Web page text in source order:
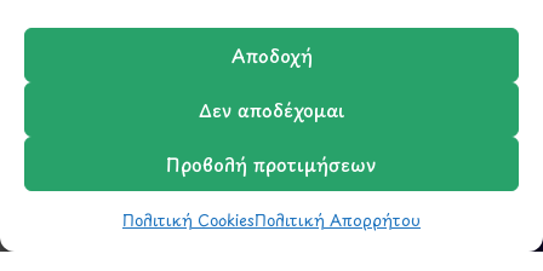
Αποδοχή
Δεν αποδέχομαι
Προβολή προτιμήσεων
Πολιτική CookiesΠολιτική Απορρήτου
Shop
ΣΧΕΤΙΚΑ ΜΕ ΕΜΑΣ
Σχετικά με εμάς
Επικοινωνία
WishlistΚαλάθιΣύγκριση
Ο Λογαριασμός μου